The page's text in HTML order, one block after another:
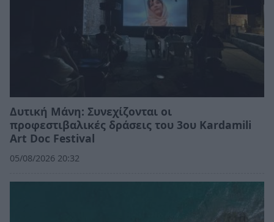
Δυτική Μάνη: Συνεχίζονται οι
προφεστιβαλικές δράσεις του 3ου Kardamili
Art Doc Festival
05/08/2026 20:32